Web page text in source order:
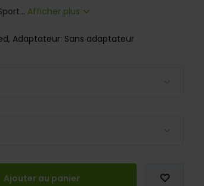
Afficher plus
Adaptateur: Sans adaptateur
Ajouter au panier